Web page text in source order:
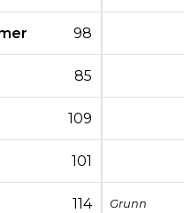
98
85
109
101
114 Grunn